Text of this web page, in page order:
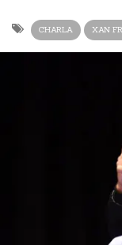
CHARLA XAN